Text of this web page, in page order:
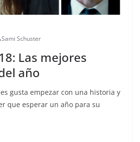
Sami Schuster
Las mejores
año
gusta empezar con una historia y
que esperar un año para su